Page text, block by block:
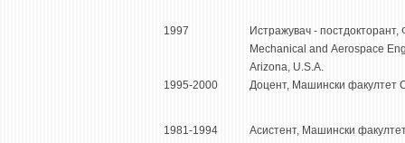
1997
Истражувач -
Mechanical and Aerospace
Arizona, U.S.A.
1995-2000
Доцент, Машински факултет
1981-1994 Асистент, Машински